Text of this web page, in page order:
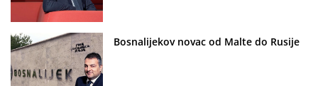
Bosnalijekov novac od Malte do Rusije